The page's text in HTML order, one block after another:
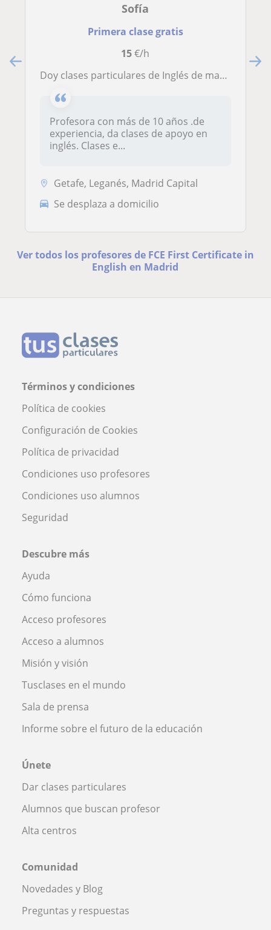
Sofía
Primera clase gratis
15€/h
Doy clases particulares de Inglés de manera económica
Profesora con más de 10 años .de
experiencia, da clases de apoyo en
inglés. Clases e...
Getafe, Leganés, Madrid Capital
Se desplaza a domicilio
Ver todos los profesores de FCE First Certificate in
English en Madrid
Términos y condiciones
Política de cookies
Configuración de Cookies
Política de privacidad
Condiciones uso profesores
Condiciones uso alumnos
Seguridad
Descubre más
Ayuda
Cómo funciona
Acceso profesores
Acceso a alumnos
Misión y visión
Tusclases en el mundo
Sala de prensa
Informe sobre el futuro de la educación
Únete
Dar clases particulares
Alumnos que buscan profesor
Alta centros
Comunidad
Novedades y Blog
Preguntas y respuestas